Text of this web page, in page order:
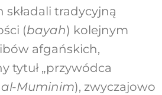
tradycyjną
(bayah) kolejnym
afgańskich,
tytuł „przywódca
Muminim), zwyczajowo